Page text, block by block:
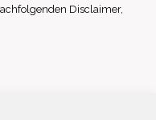
Disclaimer,